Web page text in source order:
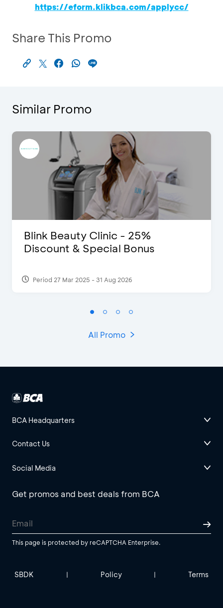
https://eform.klikbca.com/applycc/
Share This Promo
Similar Promo
Blink Beauty Clinic - 25%
Discount & Special Bonus
Period 27 Mar 2025 - 31 Aug 2026
All Promo
BCA Headquarters
Contact Us
Social Media
Get promos and best deals from BCA
This page is protected by reCAPTCHA Enterprise.
SBDK | Policy | Terms